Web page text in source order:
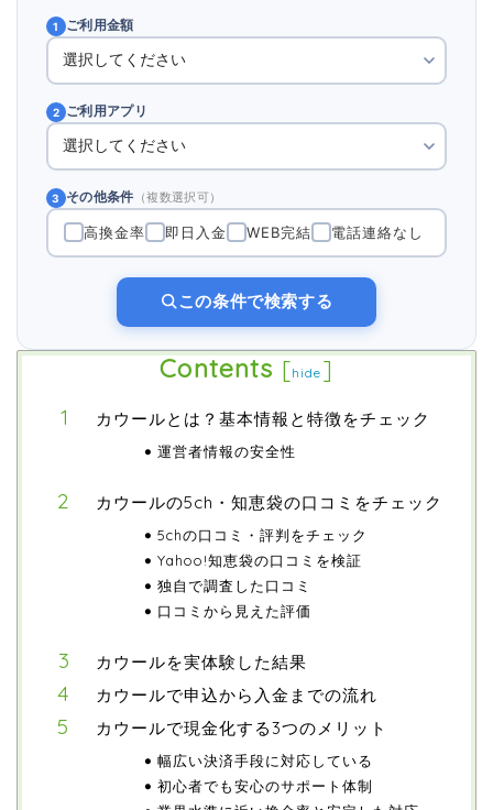
1 ご利用金額
2 ご利用アプリ
3 その他条件 （複数選択可）
高換金率 即日入金 WEB完結 電話連絡なし
この条件で検索する
Contents [hide ]
カウールとは？基本情報と特徴をチェック
運営者情報の安全性
カウールの5ch・知恵袋の口コミをチェック
5chの口コミ・評判をチェック
Yahoo!知恵袋の口コミを検証
独自で調査した口コミ
口コミから見えた評価
カウールを実体験した結果
カウールで申込から入金までの流れ
カウールで現金化する3つのメリット
幅広い決済手段に対応している
初心者でも安心のサポート体制